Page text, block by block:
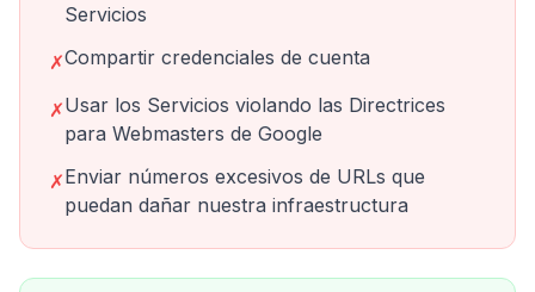
Servicios
✗Compartir credenciales de cuenta
✗Usar los Servicios violando las Directrices
para Webmasters de Google
✗Enviar números excesivos de URLs que
puedan dañar nuestra infraestructura